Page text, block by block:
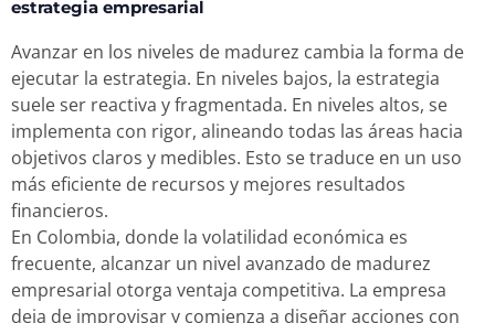
estrategia empresarial
Avanzar en los niveles de madurez cambia la forma de
ejecutar la estrategia. En niveles bajos, la estrategia
suele ser reactiva y fragmentada. En niveles altos, se
implementa con rigor, alineando todas las áreas hacia
objetivos claros y medibles. Esto se traduce en un uso
más eficiente de recursos y mejores resultados
financieros.
En Colombia, donde la volatilidad económica es
frecuente, alcanzar un nivel avanzado de madurez
empresarial otorga ventaja competitiva. La empresa
deja de improvisar y comienza a diseñar acciones con